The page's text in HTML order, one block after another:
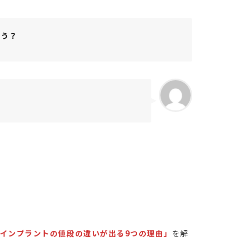
？
ンプラントの値段の違いが出る9つの理由」 を解